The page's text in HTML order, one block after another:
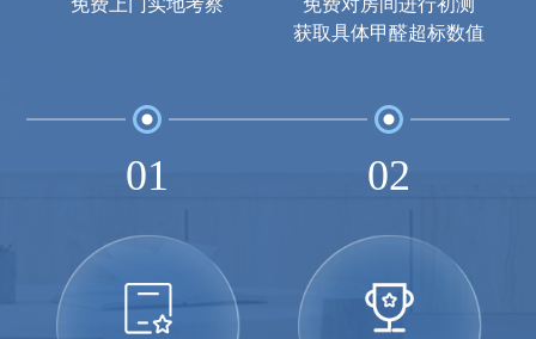
01
获取具体甲醛超标数值
02